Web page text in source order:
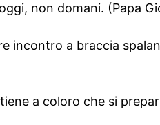
non domani. (Papa
incontro a braccia
a coloro che si